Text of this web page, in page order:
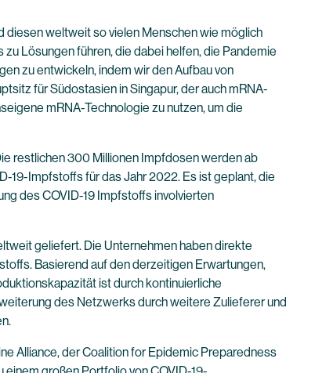
diesen weltweit so vielen Menschen wie möglich
Lösungen führen, die dabei helfen, die Pandemie
zu entwickeln, indem wir den Aufbau von
für Südostasien in Singapur, der auch mRNA-
mRNA-Technologie zu nutzen, um die
restlichen 300 Millionen Impfdosen werden ab
19-Impfstoffs für das Jahr 2022. Es ist geplant, die
des COVID-19 Impfstoffs involvierten
geliefert. Die Unternehmen haben direkte
Basierend auf den derzeitigen Erwartungen,
ist durch kontinuierliche
des Netzwerks durch weitere Zulieferer und
Alliance, der Coalition for Epidemic Preparedness